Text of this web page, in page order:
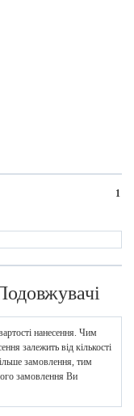
1
нанесення. Чим
залежить від кількості
замовлення, тим
замовлення Ви